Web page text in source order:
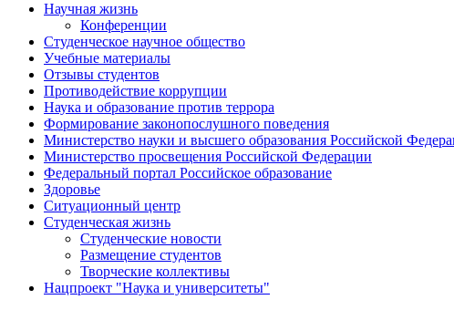
Научная жизнь
Конференции
Студенческое научное общество
Учебные материалы
Отзывы студентов
Противодействие коррупции
Наука и образование против террора
Формирование законопослушного поведения
Министерство науки и высшего образования Российской
Министерство просвещения Российской Федерации
Федеральный портал Российское образование
Здоровье
Ситуационный центр
Студенческая жизнь
Студенческие новости
Размещение студентов
Творческие коллективы
Нацпроект "Наука и университеты"